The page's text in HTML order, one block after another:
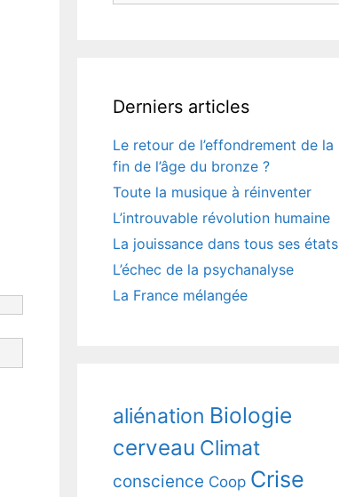
Derniers articles
Le retour de l’effondrement de la
fin de l’âge du bronze ?
Toute la musique à réinventer
L’introuvable révolution humaine
La jouissance dans tous ses états
L’échec de la psychanalyse
La France mélangée
aliénation Biologie
cerveau Climat
conscience Coop Crise